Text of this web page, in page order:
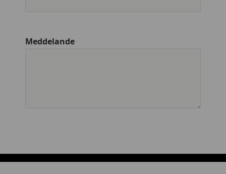
Meddelande